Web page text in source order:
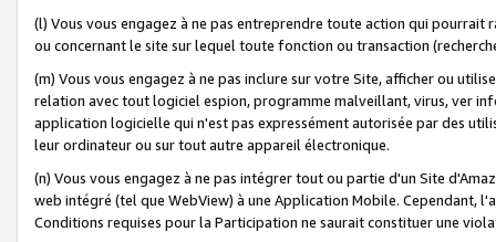
(l) Vous vous engagez à ne pas entreprendre toute action qui
ou concernant le site sur lequel toute fonction ou transaction
(m) Vous vous engagez à ne pas inclure sur votre Site, afficher ou
relation avec tout logiciel espion, programme malveillant, virus, ver
application logicielle qui n'est pas expressément autorisée par des
leur ordinateur ou sur tout autre appareil électronique.
(n) Vous vous engagez à ne pas intégrer tout ou partie d'un Site
web intégré (tel que WebView) à une Application Mobile. Cependant,
Conditions requises pour la Participation ne saurait constituer une